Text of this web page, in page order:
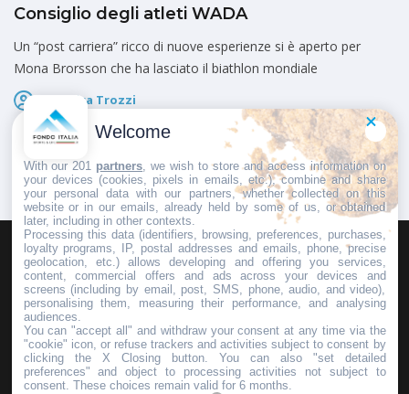
Consiglio degli atleti WADA
Un “post carriera” ricco di nuove esperienze si è aperto per
Mona Brorsson che ha lasciato il biathlon mondiale
Federica Trozzi
Pubblicato il
HOMEPAGEREDAZIONEINVIA UN COMUNICATO STAMPA
PUBBLICITÀSCRIVI AL DIRETTORE
Copyright © 2016 - 2025 ASD Fondo Italia - Partita Iva: IT 03855110049
Welcome
With our 201 partners , we wish to store and access information on
your devices (cookies, pixels in emails, etc.), combine and share
your personal data with our partners, whether collected on this
website or in our emails, already held by some of us, or obtained
later, including in other contexts.
Processing this data (identifiers, browsing, preferences, purchases,
loyalty programs, IP, postal addresses and emails, phone, precise
geolocation, etc.) allows developing and offering you services,
content, commercial offers and ads across your devices and
screens (including by email, post, SMS, phone, audio, and video),
personalising them, measuring their performance, and analysing
audiences.
You can "accept all" and withdraw your consent at any time via the
"cookie" icon, or refuse trackers and activities subject to consent by
clicking the X Closing button. You can also "set detailed
preferences" and object to processing activities not subject to
consent. These choices remain valid for 6 months.